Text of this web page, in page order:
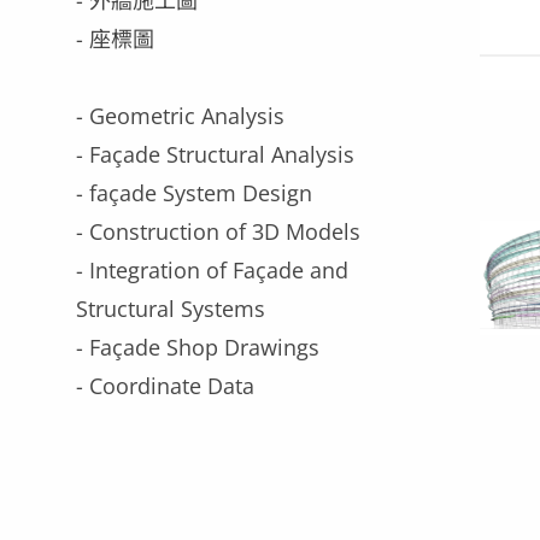
- 座標圖
- Geometric Analysis
- Façade Structural Analysis
- façade System Design
- Construction of 3D Models
- Integration of Façade and
Structural Systems
- Façade Shop Drawings
- Coordinate Data